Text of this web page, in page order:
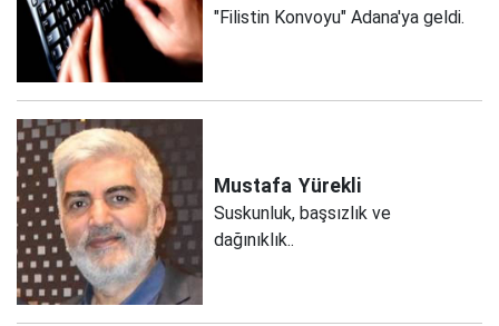
"Filistin Konvoyu" Adana'ya geldi.
Mustafa Yürekli
Suskunluk, başsızlık ve
dağınıklık..